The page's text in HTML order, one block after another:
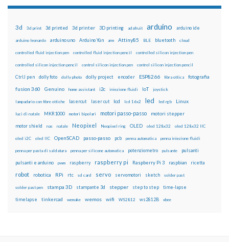
3d 3d print 3d printed 3d printer 3D printing adafruit arduino arduino ide
arduino leonardo arduino uno Arduino Yún arm Attiny85 BLE bluetooth cloud
controlled fluid injection pen controlled fluid injection pencil controlled silicon injection pen
controlled silicon injection pencil control silicon injection pen control silicon injection pencil
CtrlJ pen dolly foto dolly photo dolly project encoder ESP8266 fibra ottica fotografia
fusion 360 Genuino home assistant i2c iniezione fluidi IoT joystick
lampadario con fibre ottiche lasercut laser cut lcd lcd 16x2 led led rgb Linux
luci di natale MKR1000 motori bipolari motori passo-passo motori stepper
motor shield nas natale Neopixel Neopixel ring OLED oled 128x32 oled 128x32 IIC
oled i2C oled IIC OpenSCAD passo-passo pcb penna automatica penna iniezione fluidi
penna per pasta di saldatura penna per silicone automatica potenziometro pulsante pulsanti
pulsanti e arduino pwm raspberry raspberry pi Raspberry Pi 3 raspbian ricetta
robot robotica RPi rtc sd card servo servomotori sketch solder past
solder past pen stampa 3D stampante 3d stepper step to step time-lapse
timelapse tinkercad wemake wemos wifi WS2812 ws2812B xbee